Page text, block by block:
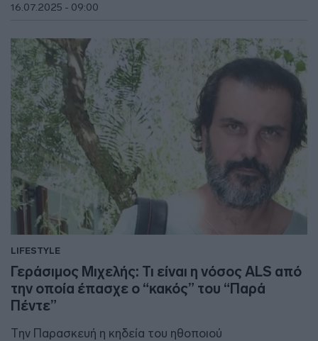
16.07.2025 - 09:00
LIFESTYLE
Γεράσιμος Μιχελής: Τι είναι η νόσος ALS από
την οποία έπασχε ο “κακός” του “Παρά
Πέντε”
Την Παρασκευή η κηδεία του ηθοποιού